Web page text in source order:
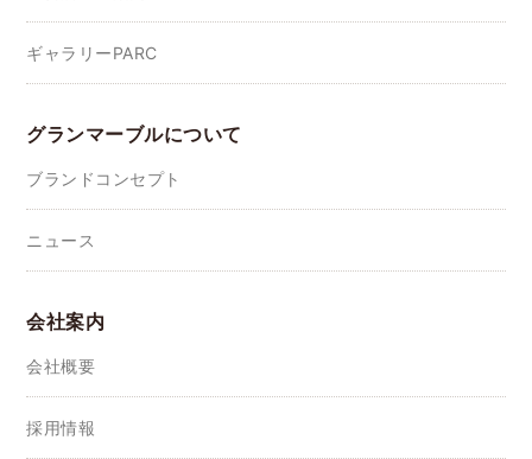
ギャラリーPARC
グランマーブルについて
ブランドコンセプト
ニュース
会社案内
会社概要
採用情報